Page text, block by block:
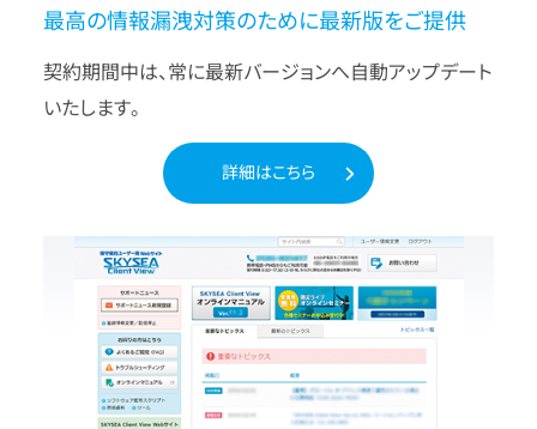
最高の情報漏洩対策のために最新版をご提供
契約期間中は、常に最新バージョンへ自動アップデート
いたします。
詳細はこちら